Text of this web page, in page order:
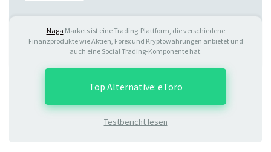
Naga Markets ist eine Trading-Plattform, die verschiedene
Finanzprodukte wie Aktien, Forex und Kryptowährungen anbietet und
auch eine Social Trading-Komponente hat.
Testbericht lesen
Top Alternative: eToro